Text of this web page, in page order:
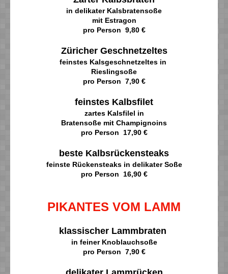
in delikater Kalsbratensoße
mit Estragon
pro Person 9,80 €
Züricher Geschnetzeltes
feinstes Kalsgeschnetzeltes in
Rieslingsoße
pro Person 7,90 €
feinstes Kalbsfilet
zartes Kalsfilel in
Bratensoße mit Champignoins
pro Person 17,90 €
beste Kalbsrückensteaks
feinste Rückensteaks in delikater Soße
pro Person 16,90 €
PIKANTES VOM LAMM
klassischer Lammbraten
in feiner Knoblauchsoße
pro Person 7,90 €